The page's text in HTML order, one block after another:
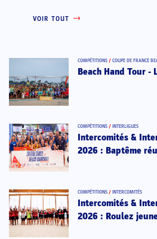
VOIR TOUT
COMPÉTITIONS / COUPE DE FRANCE
Beach Hand Tour -
COMPÉTITIONS / INTERLIGUES
Intercomités &
2026 : Baptême
COMPÉTITIONS / INTERCOMITÉS
Intercomités &
2026 : Roulez